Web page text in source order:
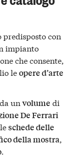
predisposto con
impianto
che consente,
leopere d’arte
un volume di
De Ferrari
schede delle
della mostra,
.